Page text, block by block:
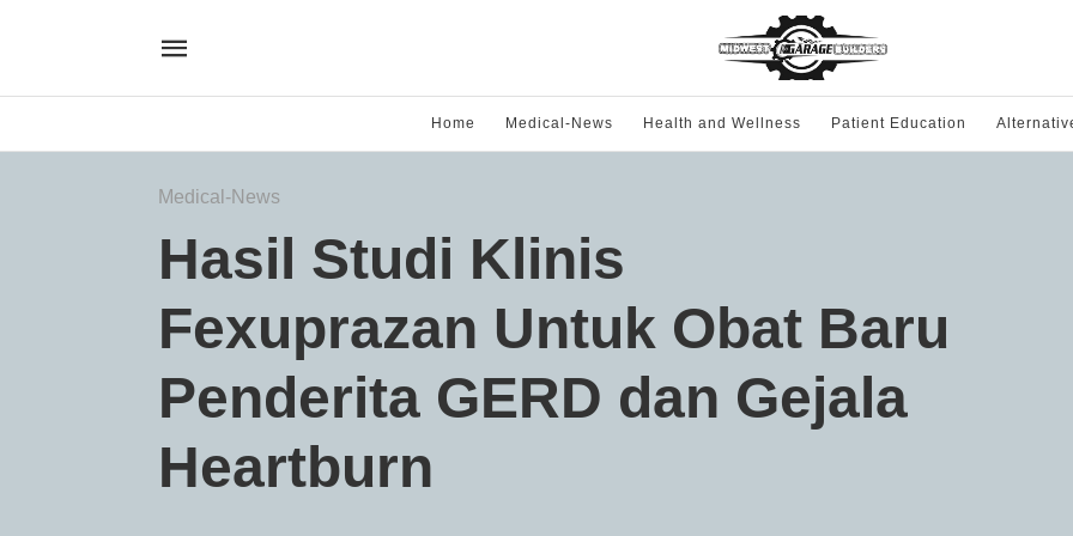
Home Medical-News Health and Wellness Patient Education
Medical-News
Hasil Studi Klinis
Fexuprazan Untuk Obat Baru
Penderita GERD dan Gejala
Heartburn